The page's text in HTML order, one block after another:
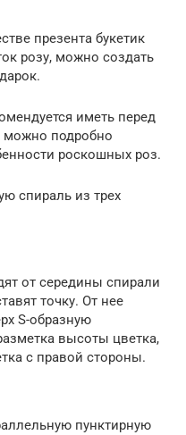
презента букетик
розу, можно создать
иметь перед
можно подробно
роскошных роз.
спираль из трех
от середины спирали
точку. От нее
S-образную
высоты цветка,
с правой стороны.
пунктирную